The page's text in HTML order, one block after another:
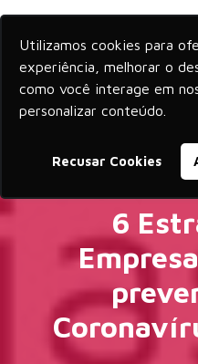
Utilizamos cookies para
experiência, melhorar o
como você interage em
personalizar conteúdo.
Recusar Cookies
6